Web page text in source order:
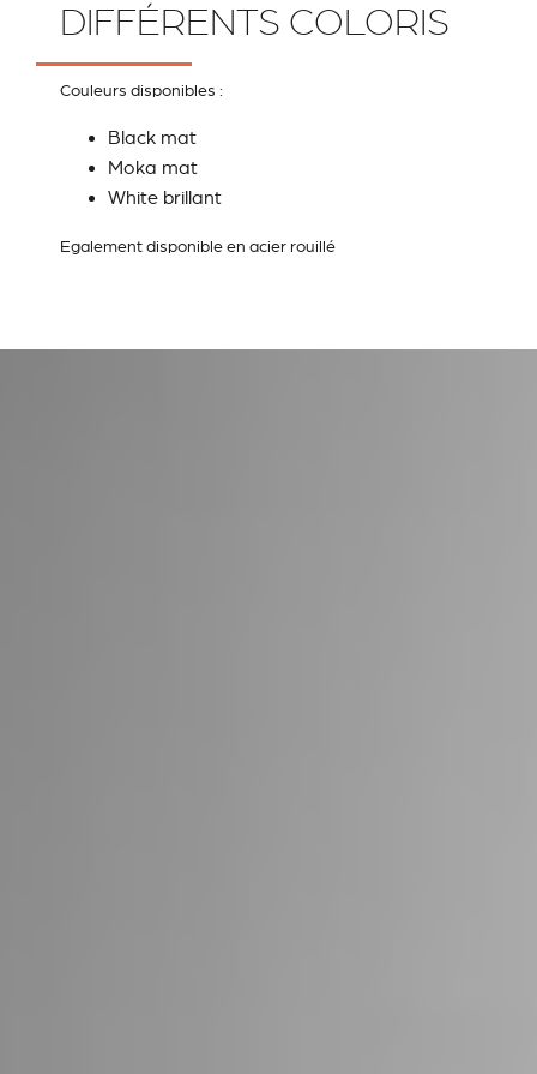
DIFFÉRENTS COLORIS
Couleurs disponibles :
Black mat
Moka mat
White brillant
Egalement disponible en acier rouillé